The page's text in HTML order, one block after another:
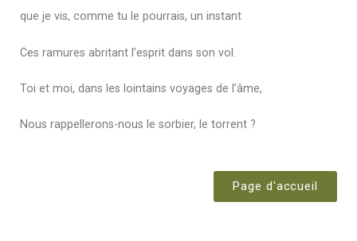
que je vis, comme tu le pourrais, un instant
Ces ramures abritant l’esprit dans son vol.
Toi et moi, dans les lointains voyages de l’âme,
Nous rappellerons-nous le sorbier, le torrent ?
Page d'accueil